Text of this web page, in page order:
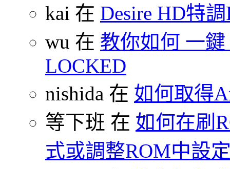
kai 在 Desire HD特
wu 在 教你如何 一
LOCKED
nishida 在 如何取得
等下班 在 如何在刷
式或調整ROM中設